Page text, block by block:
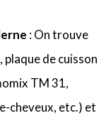
: On trouve
de cuisson
TM 31,
cheveux, etc.) et